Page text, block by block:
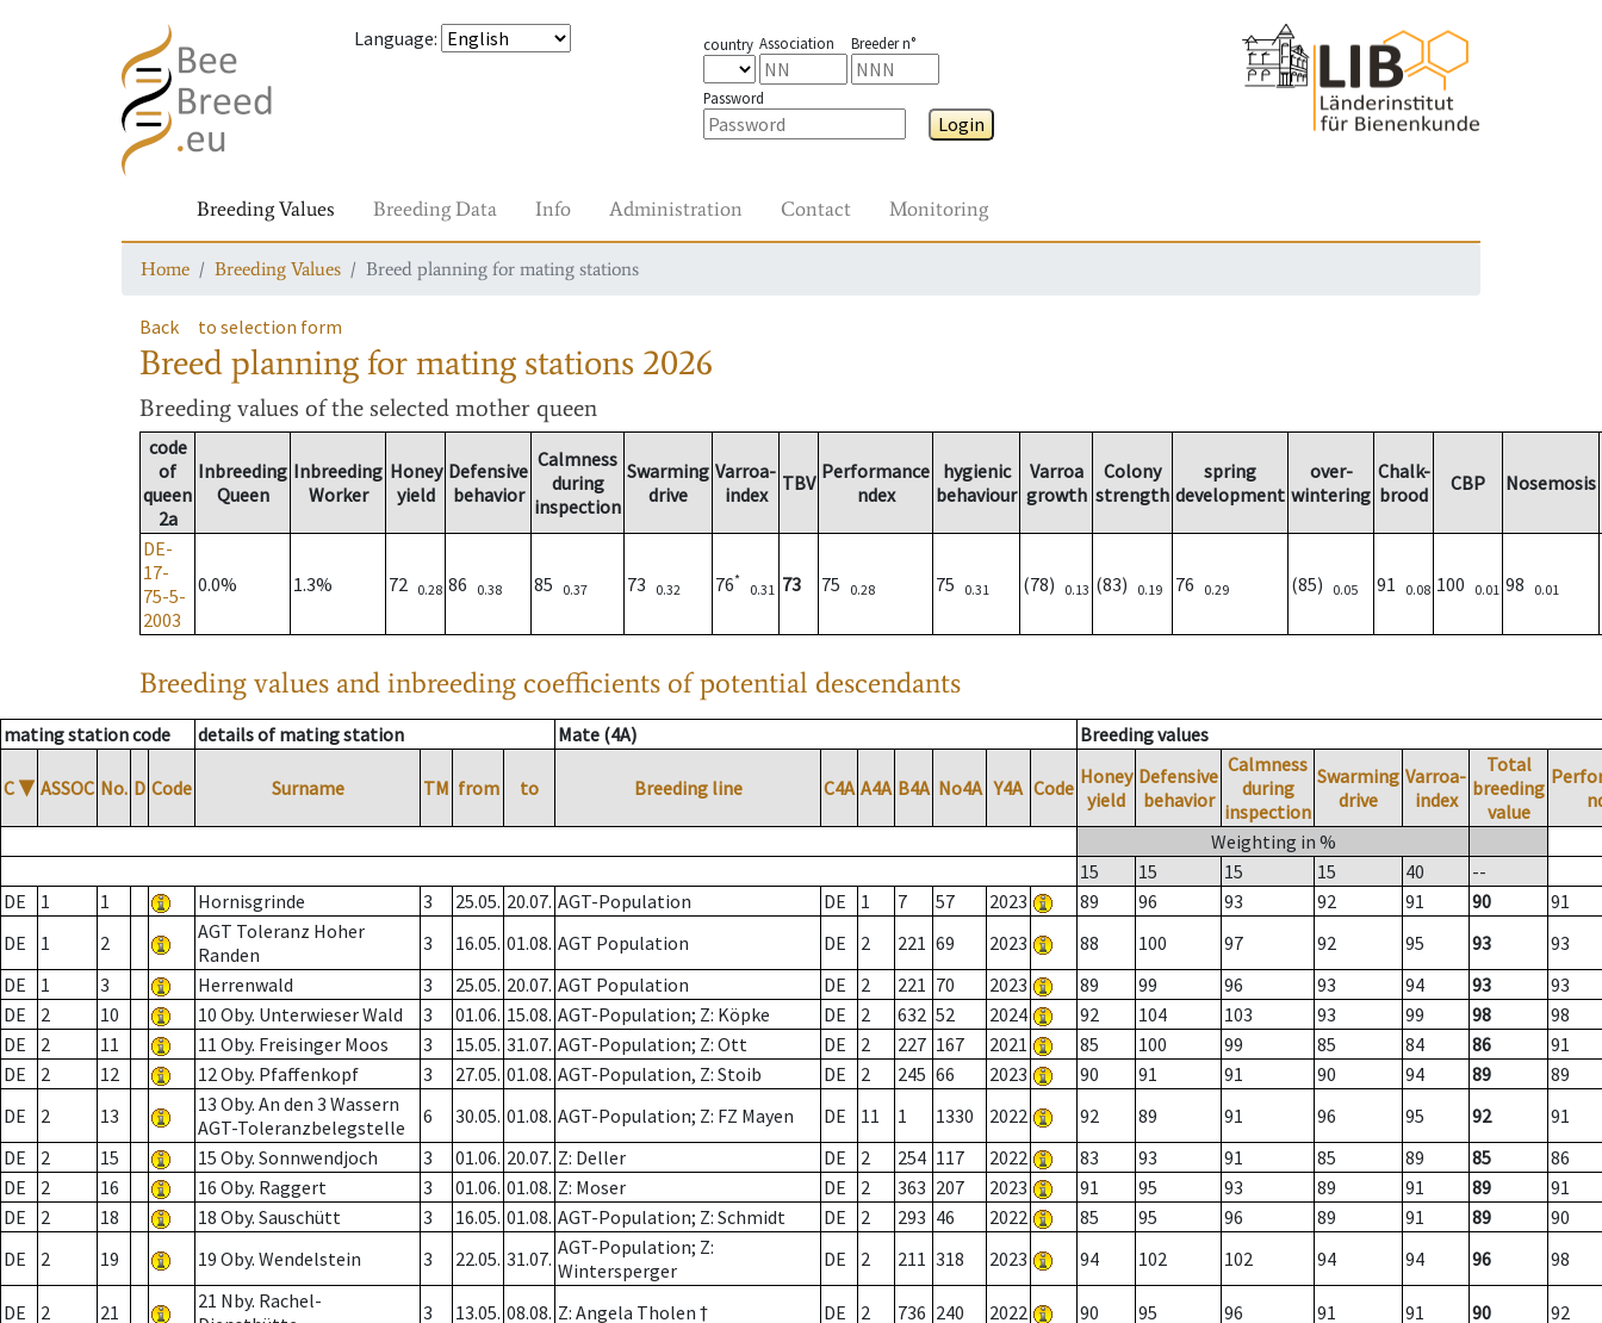
Language: country Association Breeder n°
Password
Login
Breeding Values Breeding Data Info Administration Contact Monitoring
Home Breeding Values Breed planning for mating stations
Back to selection form
Breed planning for mating stations 2026
Breeding values of the selected mother queen
code
of
queen
2a
Inbreeding
Queen
Inbreeding
Worker
Honey
yield
Defensive
behavior
Calmness
during
inspection
Swarming
drive
Varroa-
index
TBV Performance
ndex
hygienic
behaviour
Varroa
growth
Colony
strength
spring
development
over-
wintering
Chalk-
brood
CBP Nosemosis
DE-
17-
75-5-
2003
0.0% 1.3% 72 0.28 86 0.38 85 0.37 73 0.32 76*
0.31 73 75 0.28 75 0.31 (78) 0.13 (83) 0.19 76 0.29 (85) 0.05 91 0.08 100 0.01 98 0.01
Breeding values and inbreeding coefficients of potential descendants
mating station code details of mating station Mate (4A) Breeding values
C ▼ ASSOC No. D Code Surname TM from to Breeding line C4A A4A B4A No4A Y4A Code Honey
yield
Defensive
behavior
Calmness
during
inspection
Swarming
drive
Varroa-
index
Total
breeding
value
Weighting in %
15
15 15 15 40
--
DE
1 1 Hornisgrinde 3 25.05. 20.07. AGT-Population DE 1 7 57 2023 89 96 93 92 91 90
91
DE
1 2
AGT Toleranz Hoher
Randen
3 16.05. 01.08. AGT Population DE 2 221 69 2023 88 100 97 92 95 93
93
DE
1 3 Herrenwald 3 25.05. 20.07. AGT Population DE 2 221 70 2023 89 99 96 93 94 93
93
DE
2 10 10 Oby. Unterwieser Wald 3 01.06. 15.08. AGT-Population; Z: Köpke DE 2 632 52 2024 92 104 103 93 99 98
98
DE
2 11 11 Oby. Freisinger Moos 3 15.05. 31.07. AGT-Population; Z: Ott DE 2 227 167 2021 85 100 99 85 84 86
91
DE
2 12 12 Oby. Pfaffenkopf 3 27.05. 01.08. AGT-Population, Z: Stoib DE 2 245 66 2023 90 91 91 90 94 89
89
DE
2 13
13 Oby. An den 3 Wassern
AGT-Toleranzbelegstelle
6 30.05. 01.08. AGT-Population; Z: FZ Mayen DE 11 1 1330 2022 92 89 91 96 95 92
91
DE
2 15 15 Oby. Sonnwendjoch 3 01.06. 20.07. Z: Deller DE 2 254 117 2022 83 93 91 85 89 85
86
DE
2 16 16 Oby. Raggert 3 01.06. 01.08. Z: Moser DE 2 363 207 2023 91 95 93 89 91 89
91
DE
2 18 18 Oby. Sauschütt 3 16.05. 01.08. AGT-Population; Z: Schmidt DE 2 293 46 2022 85 95 96 89 91 89
90
DE
2 19 19 Oby. Wendelstein 3 22.05. 31.07. AGT-Population; Z:
Wintersperger
DE 2 211 318 2023 94 102 102 94 94 96 98
DE 2 21
21 Nby. Rachel-
3 13.05. 08.08. Z: Angela Tholen † DE 2 736 240 2022 90 95 96 91 91 90
92